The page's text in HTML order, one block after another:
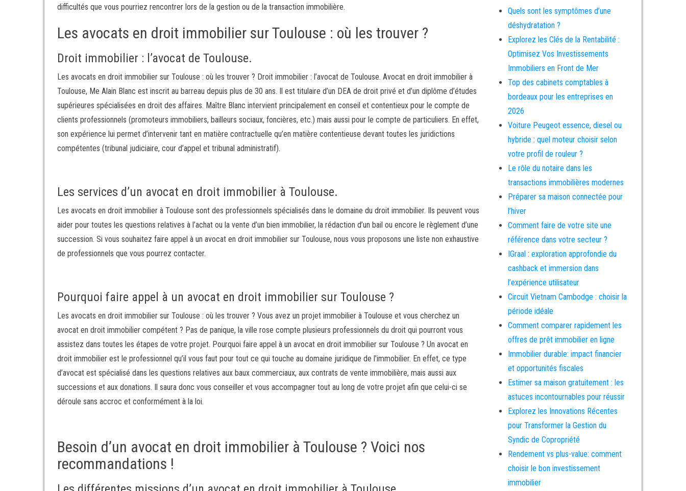
difficultés que vous pourriez rencontrer lors de la gestion ou de la transaction immobilière.
Les avocats en droit immobilier sur Toulouse : où les trouver ?
Droit immobilier : l’avocat de Toulouse.
Les avocats en droit immobilier sur Toulouse : où les trouver ? Droit immobilier : l’avocat de Toulouse. Avocat en droit immobilier à
Toulouse, Me Alain Blanc est inscrit au barreau depuis plus de 30 ans. Il est titulaire d’un DEA de droit privé et d’un diplôme d’études
supérieures spécialisées en droit des affaires. Maître Blanc intervient principalement en conseil et contentieux pour le compte de
clients professionnels (promoteurs immobiliers, bailleurs sociaux, foncières, etc.) mais aussi pour le compte de particuliers. En effet,
son expérience lui permet d’intervenir tant en matière contractuelle qu’en matière contentieuse devant toutes les juridictions
compétentes (tribunal judiciaire, cour d’appel et tribunal administratif).
Les services d’un avocat en droit immobilier à Toulouse.
Les avocats en droit immobilier à Toulouse sont des professionnels spécialisés dans le domaine du droit immobilier. Ils peuvent vous
aider pour toutes les questions relatives à l’achat ou la vente d’un bien immobilier, la rédaction d’un bail ou encore le règlement d’une
succession. Si vous souhaitez faire appel à un avocat en droit immobilier sur Toulouse, nous vous proposons une liste non exhaustive
de professionnels que vous pourrez contacter.
Pourquoi faire appel à un avocat en droit immobilier sur Toulouse ?
Les avocats en droit immobilier sur Toulouse : où les trouver ? Vous avez un projet immobilier à Toulouse et vous cherchez un
avocat en droit immobilier compétent ? Pas de panique, la ville rose compte plusieurs professionnels du droit qui pourront vous
assistez dans toutes les étapes de votre projet. Pourquoi faire appel à un avocat en droit immobilier sur Toulouse ? Un avocat en
droit immobilier est le professionnel qu’il vous faut pour tout ce qui touche au domaine juridique de l’immobilier. En effet, ce type
d’avocat est spécialisé dans les questions relatives aux baux commerciaux, aux contrats de vente immobilière, mais aussi aux
successions et aux donations. Il saura donc vous conseiller et vous accompagner tout au long de votre projet afin que celui-ci se
déroule sans accroc et conformément à la loi.
Besoin d’un avocat en droit immobilier à Toulouse ? Voici nos
recommandations !
Quels sont les symptômes d’une
déshydratation ?
Explorez les Clés de la Rentabilité :
Optimisez Vos Investissements
Immobiliers en Front de Mer
Top des cabinets comptables à
bordeaux pour les entreprises en
2026
Voiture Peugeot essence, diesel ou
hybride : quel moteur choisir selon
votre profil de rouleur ?
Le rôle du notaire dans les
transactions immobilières modernes
Préparer sa maison connectée pour
l’hiver
Comment faire de votre site une
référence dans votre secteur ?
IGraal : exploration approfondie du
cashback et immersion dans
l’expérience utilisateur
Circuit Vietnam Cambodge : choisir la
période idéale
Comment comparer rapidement les
offres de prêt immobilier en ligne
Immobilier durable: impact financier
et opportunités fiscales
Estimer sa maison gratuitement : les
astuces incontournables pour réussir
Explorez les Innovations Récentes
pour Transformer la Gestion du
Syndic de Copropriété
Rendement vs plus-value: comment
choisir le bon investissement
immobilier